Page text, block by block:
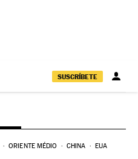
SUSCRÍBETE
ORIENTE MÉDIO CHINA EUA